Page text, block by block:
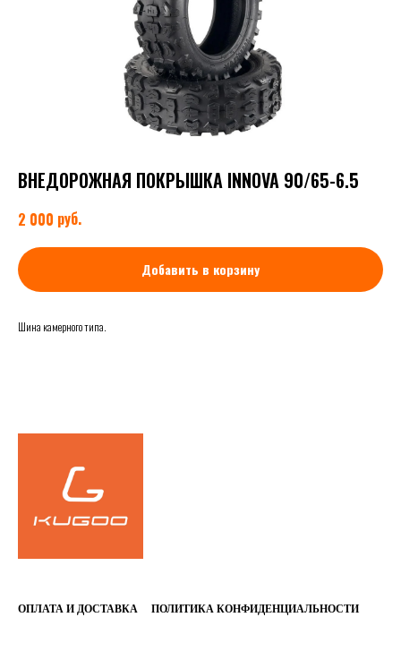
ВНЕДОРОЖНАЯ ПОКРЫШКА INNOVA 90/65-6.5
2 000 руб.
Добавить в корзину
Шина камерного типа.
ОПЛАТА И ДОСТАВКА ПОЛИТИКА КОНФИДЕНЦИАЛЬНОСТИ